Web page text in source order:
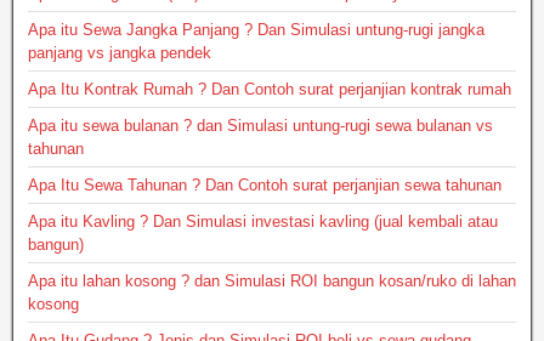
Apa itu Sewa Jangka Panjang ? Dan Simulasi untung-rugi jangka
panjang vs jangka pendek
Apa Itu Kontrak Rumah ? Dan Contoh surat perjanjian kontrak rumah
Apa itu sewa bulanan ? dan Simulasi untung-rugi sewa bulanan vs
tahunan
Apa Itu Sewa Tahunan ? Dan Contoh surat perjanjian sewa tahunan
Apa itu Kavling ? Dan Simulasi investasi kavling (jual kembali atau
bangun)
Apa itu lahan kosong ? dan Simulasi ROI bangun kosan/ruko di lahan
kosong